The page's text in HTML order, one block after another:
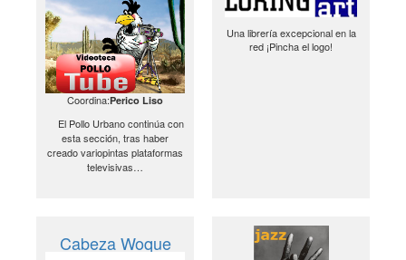
Coordina:Perico Liso
El Pollo Urbano continúa con
esta sección, tras haber
creado variopintas plataformas
televisivas…
Una librería excepcional en la
red ¡Pincha el logo!
Cabeza Woque